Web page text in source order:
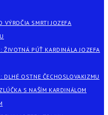
VÝROČIA SMRTI JOZEFA
ŽIVOTNÁ PÚŤ KARDINÁLA JOZEFA
DLHÉ OSTNE ČECHOSLOVAKIZMU
S NAŠÍM KARDINÁLOM